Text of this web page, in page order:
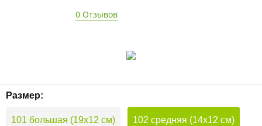
0 Отзывов
Размер:
101 большая (19х12 см) 102 средняя (14х12 см)